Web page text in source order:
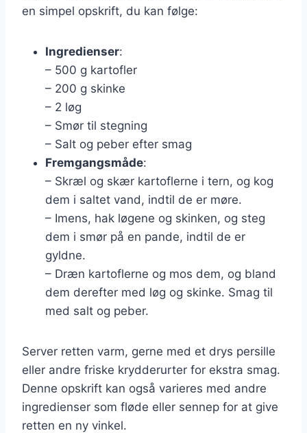
en simpel opskrift, du kan følge:
Ingredienser:
– 500 g kartofler
– 200 g skinke
– 2 løg
– Smør til stegning
– Salt og peber efter smag
Fremgangsmåde:
– Skræl og skær kartoflerne i tern, og kog
dem i saltet vand, indtil de er møre.
– Imens, hak løgene og skinken, og steg
dem i smør på en pande, indtil de er
gyldne.
– Dræn kartoflerne og mos dem, og bland
dem derefter med løg og skinke. Smag til
med salt og peber.
Server retten varm, gerne med et drys persille
eller andre friske krydderurter for ekstra smag.
Denne opskrift kan også varieres med andre
ingredienser som fløde eller sennep for at give
retten en ny vinkel.